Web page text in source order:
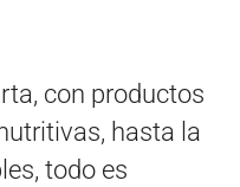
con productos
hasta la
todo es